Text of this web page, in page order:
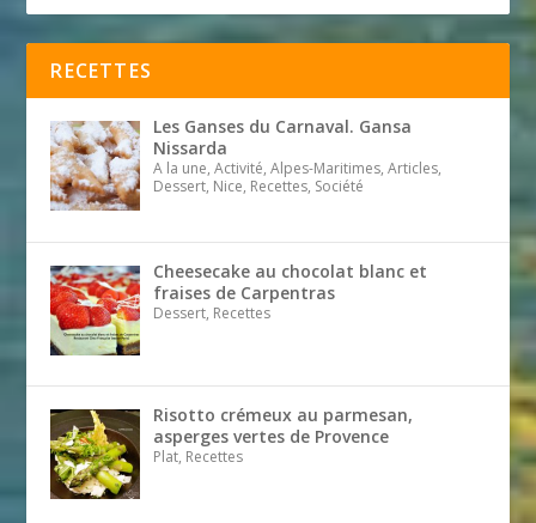
RECETTES
Les Ganses du Carnaval. Gansa
Nissarda
A la une, Activité, Alpes-Maritimes, Articles,
Dessert, Nice, Recettes, Société
Cheesecake au chocolat blanc et
fraises de Carpentras
Dessert, Recettes
Risotto crémeux au parmesan,
asperges vertes de Provence
Plat, Recettes